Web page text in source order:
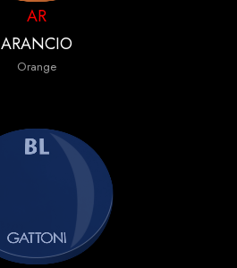
AR
ARANCIO
Orange